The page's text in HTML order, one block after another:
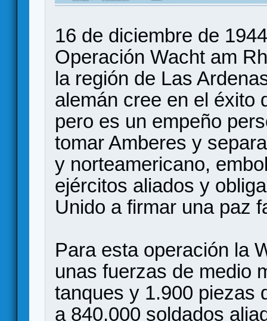
16 de diciembre de
Operación Wacht am
la región de Las
alemán cree en el éxito
pero es un empeño
tomar Amberes y
y norteamericano,
ejércitos aliados y
Unido a firmar una paz
Para esta operación la
unas fuerzas de medio
tanques y 1.900 piezas
a 840.000 soldados